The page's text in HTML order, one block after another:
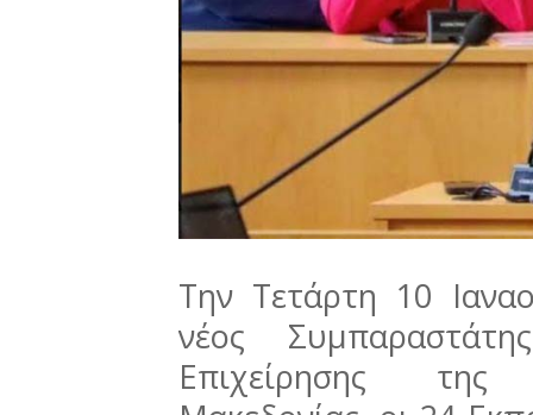
Την Τετάρτη 10
νέος
Επιχείρησης της